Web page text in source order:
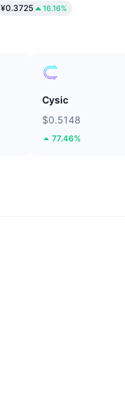
¥0.3725 16.16%
Cysic
$0.5148
77.46%